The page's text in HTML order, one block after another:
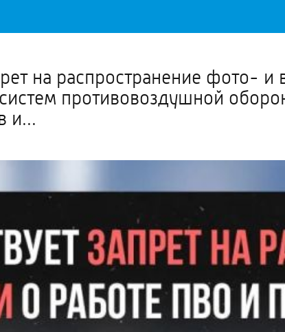
на распространение фото-
противовоздушной
и...